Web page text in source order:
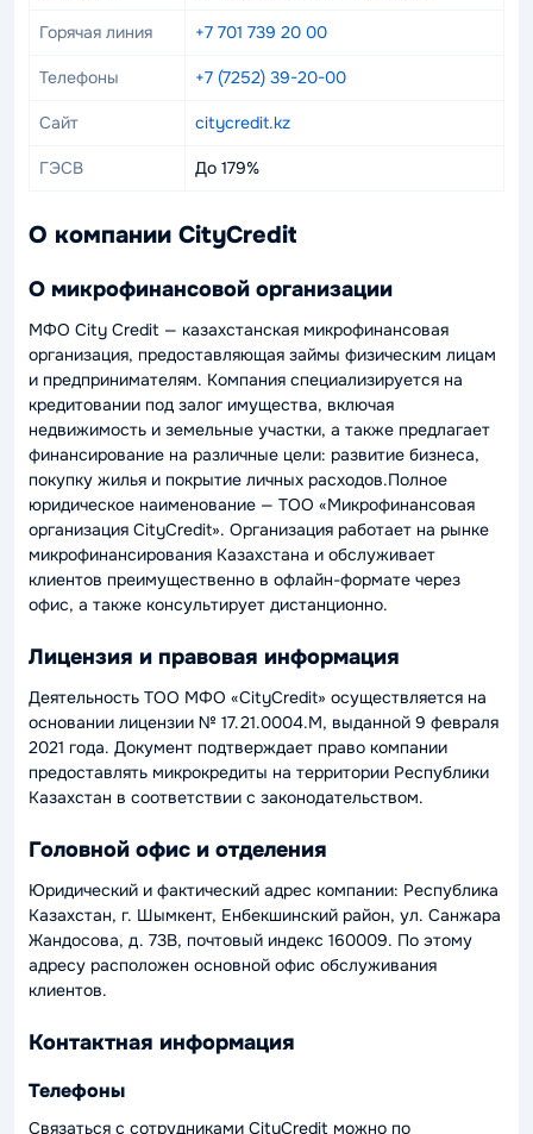
Горячая линия +7 701 739 20 00
Телефоны +7 (7252) 39-20-00
Сайт citycredit.kz
ГЭСВ До 179%
О компании CityCredit
О микрофинансовой организации
МФО City Credit — казахстанская микрофинансовая
организация, предоставляющая займы физическим лицам
и предпринимателям. Компания специализируется на
кредитовании под залог имущества, включая
недвижимость и земельные участки, а также предлагает
финансирование на различные цели: развитие бизнеса,
покупку жилья и покрытие личных расходов.Полное
юридическое наименование — ТОО «Микрофинансовая
организация CityCredit». Организация работает на рынке
микрофинансирования Казахстана и обслуживает
клиентов преимущественно в офлайн-формате через
офис, а также консультирует дистанционно.
Лицензия и правовая информация
Деятельность ТОО МФО «CityCredit» осуществляется на
основании лицензии № 17.21.0004.М, выданной 9 февраля
2021 года. Документ подтверждает право компании
предоставлять микрокредиты на территории Республики
Казахстан в соответствии с законодательством.
Головной офис и отделения
Юридический и фактический адрес компании: Республика
Казахстан, г. Шымкент, Енбекшинский район, ул. Санжара
Жандосова, д. 73В, почтовый индекс 160009. По этому
адресу расположен основной офис обслуживания
клиентов.
Контактная информация
Телефоны
Связаться с сотрудниками CityCredit можно по